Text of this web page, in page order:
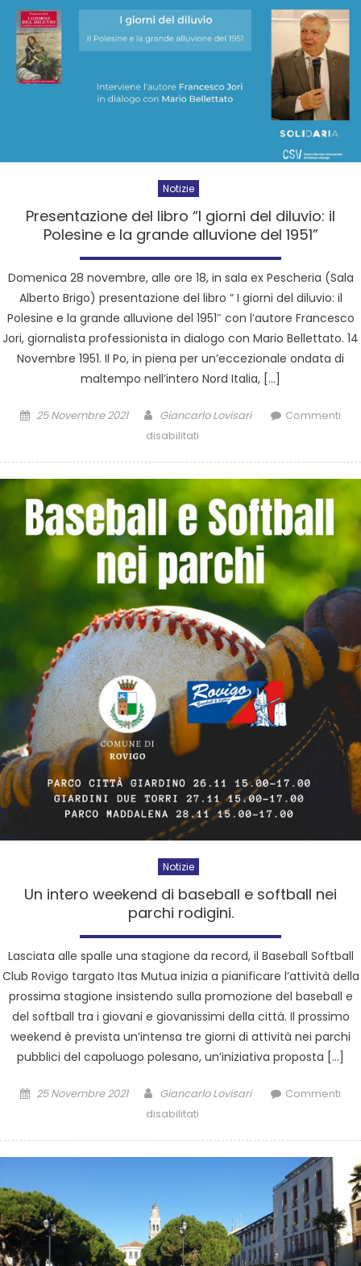
Notizie
Presentazione del libro “I giorni del diluvio: il
Polesine e la grande alluvione del 1951”
Domenica 28 novembre, alle ore 18, in sala ex Pescheria (Sala
Alberto Brigo) presentazione del libro ” I giorni del diluvio: il
Polesine e la grande alluvione del 1951″ con l’autore Francesco
Jori, giornalista professionista in dialogo con Mario Bellettato. 14
Novembre 1951. Il Po, in piena per un’eccezionale ondata di
maltempo nell’intero Nord Italia, […]
25 Novembre 2021 Giancarlo Lovisari
Commenti
disabilitati
Notizie
Un intero weekend di baseball e softball nei
parchi rodigini.
Lasciata alle spalle una stagione da record, il Baseball Softball
Club Rovigo targato Itas Mutua inizia a pianificare l’attività della
prossima stagione insistendo sulla promozione del baseball e
del softball tra i giovani e giovanissimi della città. Il prossimo
weekend è prevista un’intensa tre giorni di attività nei parchi
pubblici del capoluogo polesano, un’iniziativa proposta […]
25 Novembre 2021 Giancarlo Lovisari
Commenti
disabilitati